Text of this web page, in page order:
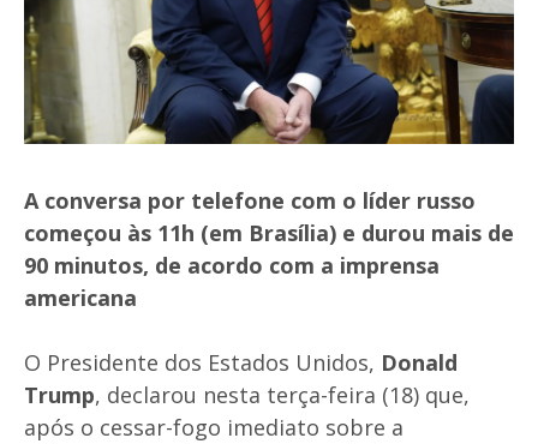
A conversa por telefone com o líder russo
começou às 11h (em Brasília) e durou mais de
90 minutos, de acordo com a imprensa
americana
O Presidente dos Estados Unidos, Donald
Trump, declarou nesta terça-feira (18) que,
após o cessar-fogo imediato sobre a